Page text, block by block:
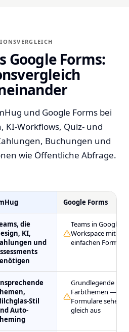
Google Forms:
und Google Forms bei
KI-Workflows, Quiz- und
Buchungen und
wie Öffentliche Abfrage.
Google Forms
die
KI,
und
Teams in Google
Workspace mit
einfachen
Stil
Auto-
Grundlegende
Farbthemen — alle
Formulare sehen
gleich aus